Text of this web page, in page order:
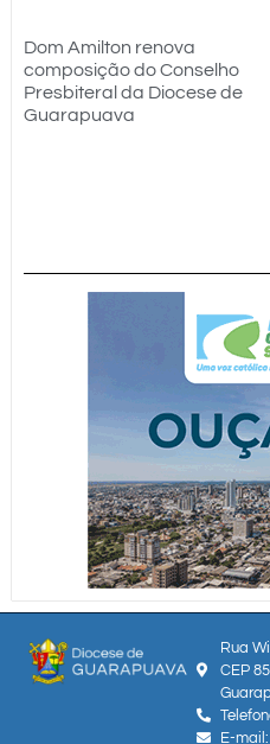
Dom Amilton renova
composição do Conselho
Presbiteral da Diocese de
Guarapuava
Rua
CEP
E-